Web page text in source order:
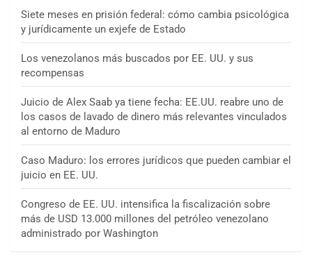
Siete meses en prisión federal: cómo cambia psicológica
y jurídicamente un exjefe de Estado
Los venezolanos más buscados por EE. UU. y sus
recompensas
Juicio de Alex Saab ya tiene fecha: EE.UU. reabre uno de
los casos de lavado de dinero más relevantes vinculados
al entorno de Maduro
Caso Maduro: los errores jurídicos que pueden cambiar el
juicio en EE. UU.
Congreso de EE. UU. intensifica la fiscalización sobre
más de USD 13.000 millones del petróleo venezolano
administrado por Washington